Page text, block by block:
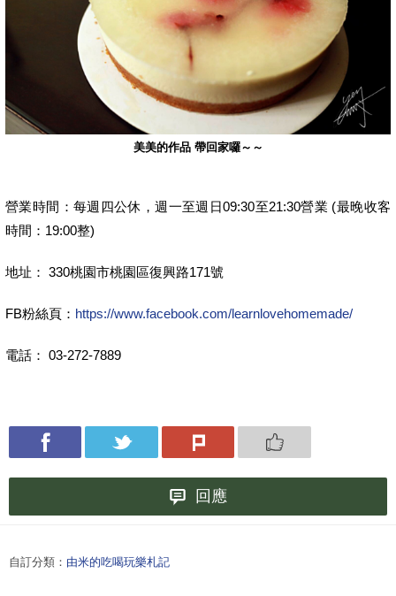
美美的作品 帶回家囉～～
營業時間：每週四公休，週一至週日09:30至21:30營業 (最晚收客
時間：19:00整)
地址： 330桃園市桃園區復興路171號
FB粉絲頁： https://www.facebook.com/learnlovehomemade/
電話： 03-272-7889
回應
自訂分類： 由米的吃喝玩樂札記